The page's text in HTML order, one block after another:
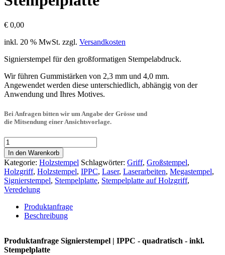
€ 0,00
inkl. 20 % MwSt. zzgl. Versandkosten
Signierstempel für den großformatigen Stempelabdruck.
Wir führen Gummistärken von 2,3 mm und 4,0 mm.
Angewendet werden diese unterschiedlich, abhängig von der
Anwendung und Ihres Motives.
Bei Anfragen bitten wir um Angabe der Grösse und
die Mitsendung einer Ansichtsvorlage.
Signierstempel
|
IPPC
-
quadratisch
-
inkl.
Stempelplatte
Menge
In den Warenkorb
Kategorie: Holzstempel Schlagwörter: Griff, Großstempel,
Holzgriff, Holzstempel, IPPC, Laser, Laserarbeiten, Megastempel,
Signierstempel, Stempelplatte, Stempelplatte auf Holzgriff,
Veredelung
Produktanfrage
Beschreibung
Produktanfrage Signierstempel | IPPC - quadratisch - inkl.
Stempelplatte